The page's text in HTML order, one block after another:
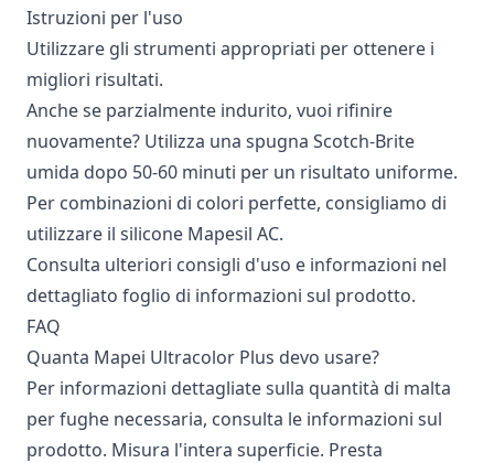
Istruzioni per l'uso
Utilizzare gli strumenti appropriati per ottenere i
migliori risultati.
Anche se parzialmente indurito, vuoi rifinire
nuovamente? Utilizza una spugna Scotch-Brite
umida dopo 50-60 minuti per un risultato uniforme.
Per combinazioni di colori perfette, consigliamo di
utilizzare il silicone Mapesil AC.
Consulta ulteriori consigli d'uso e informazioni nel
dettagliato foglio di informazioni sul prodotto.
FAQ
Quanta Mapei Ultracolor Plus devo usare?
Per informazioni dettagliate sulla quantità di malta
per fughe necessaria, consulta le informazioni sul
prodotto. Misura l'intera superficie. Presta